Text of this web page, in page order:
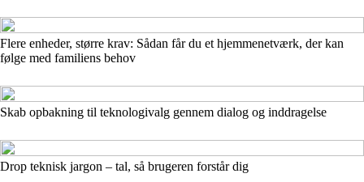
Flere enheder, større krav: Sådan får du et hjemmenetværk, der kan
følge med familiens behov
Skab opbakning til teknologivalg gennem dialog og inddragelse
Drop teknisk jargon – tal, så brugeren forstår dig